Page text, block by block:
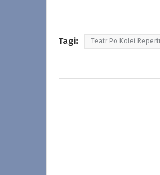
Tagi: Teatr Po Kolei